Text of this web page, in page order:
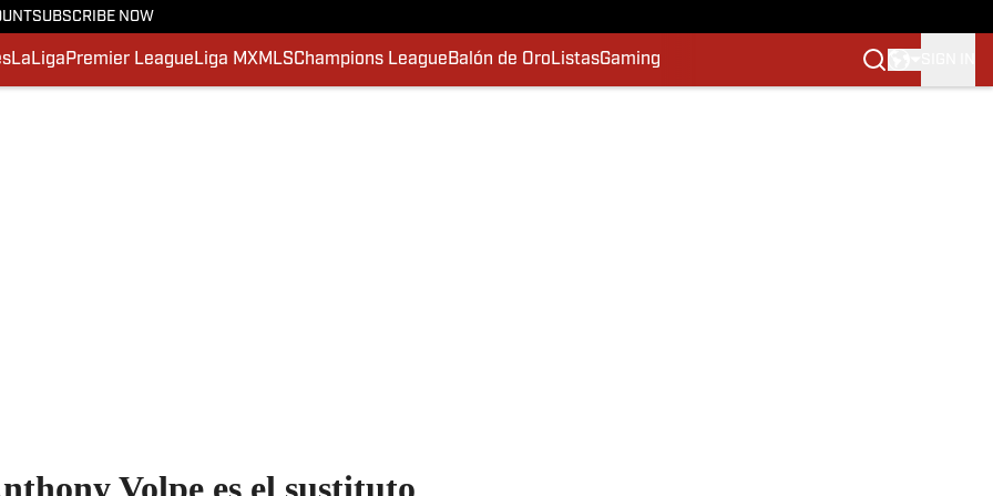
SUBSCRIBE NOW
LaLiga Premier League Liga MXMLSChampions League Balón de Oro ListasGaming